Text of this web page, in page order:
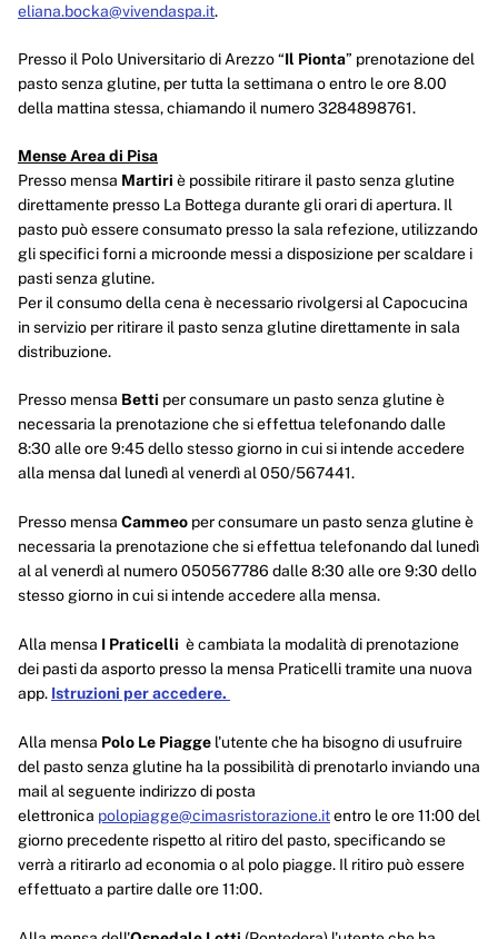
eliana.bocka@vivendaspa.it.
Presso il Polo Universitario di Arezzo “Il Pionta” prenotazione del
pasto senza glutine, per tutta la settimana o entro le ore 8.00
della mattina stessa, chiamando il numero 3284898761.
Mense Area di Pisa
Presso mensa Martiri è possibile ritirare il pasto senza glutine
direttamente presso La Bottega durante gli orari di apertura. Il
pasto può essere consumato presso la sala refezione, utilizzando
gli specifici forni a microonde messi a disposizione per scaldare i
pasti senza glutine.
Per il consumo della cena è necessario rivolgersi al Capocucina
in servizio per ritirare il pasto senza glutine direttamente in sala
distribuzione.
Presso mensa Betti per consumare un pasto senza glutine è
necessaria la prenotazione che si effettua telefonando dalle
8:30 alle ore 9:45 dello stesso giorno in cui si intende accedere
alla mensa dal lunedì al venerdì al 050/567441.
Presso mensa Cammeo per consumare un pasto senza glutine è
necessaria la prenotazione che si effettua telefonando dal lunedì
al al venerdì al numero 050567786 dalle 8:30 alle ore 9:30 dello
stesso giorno in cui si intende accedere alla mensa.
Alla mensa I Praticelli è cambiata la modalità di prenotazione
dei pasti da asporto presso la mensa Praticelli tramite una nuova
app. Istruzioni per accedere.
Alla mensa Polo Le Piagge l'utente che ha bisogno di usufruire
del pasto senza glutine ha la possibilità di prenotarlo inviando una
mail al seguente indirizzo di posta
elettronica polopiagge@cimasristorazione.itentro le ore 11:00 del
giorno precedente rispetto al ritiro del pasto, specificando se
verrà a ritirarlo ad economia o al polo piagge. Il ritiro può essere
effettuato a partire dalle ore 11:00.